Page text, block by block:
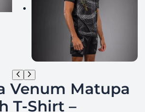
Venum Matupa
T-Shirt –